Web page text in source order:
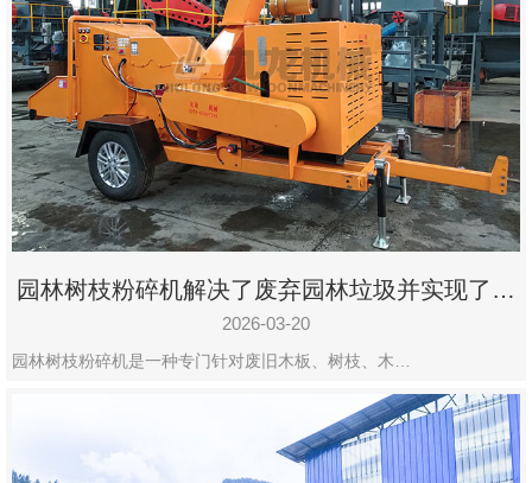
园林树枝粉碎机解决了废弃园林垃圾并实现了再
利用
2026-03-20
园林树枝粉碎机是一种专门针对废旧木板、树枝、木…